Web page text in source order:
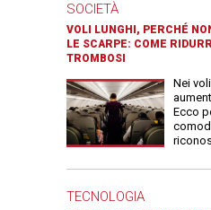
SOCIETÀ
VOLI LUNGHI, PERCHÉ
LE SCARPE: COME
TROMBOSI
Nei
Ecco
TECNOLOGIA